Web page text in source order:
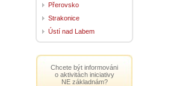
Přerovsko
Strakonice
Ústí nad Labem
Chcete být informováni
o aktivitách iniciativy
NE základnám?